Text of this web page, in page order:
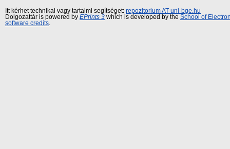
Itt kérhet technikai vagy tartalmi segítséget: repozitorium AT uni-bge.hu
Dolgozattár is powered by EPrints 3 which is developed by the School of
software credits